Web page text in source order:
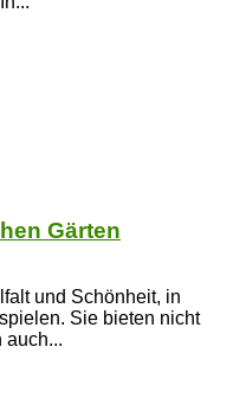
Gärten
und Schönheit, in
Sie bieten nicht
auch...